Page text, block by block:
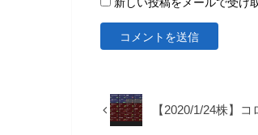
新しい投稿をメールで受け
【2020/1/24株】